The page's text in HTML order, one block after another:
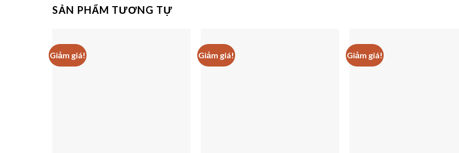
SẢN PHẨM TƯƠNG TỰ
Giảm giá! Giảm giá! Giảm giá!